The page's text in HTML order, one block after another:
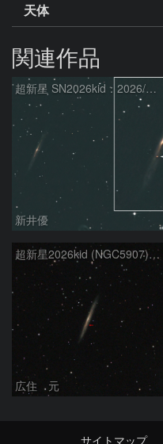
天体
関連作品
超新星 SN2026kid：2026/05/18
新井優
超新星2026kid (NGC5907) 5/17
広住 元
サイトマップ